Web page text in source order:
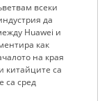
всеки
да
Huawei и
как
на края
китайците са
са сред